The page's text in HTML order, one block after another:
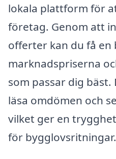
lokala plattform för
företag. Genom att
offerter kan du få en
marknadspriserna
som passar dig bäst.
läsa omdömen och
vilket ger en
för bygglovsritningar.